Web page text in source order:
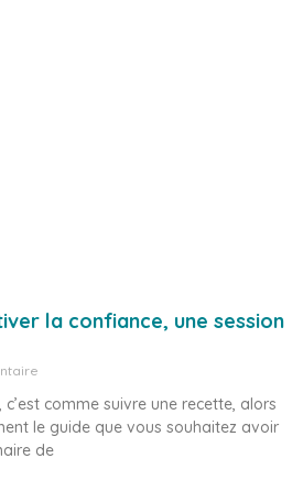
la confiance, une session
comme suivre une recette, alors
le guide que vous souhaitez avoir
de